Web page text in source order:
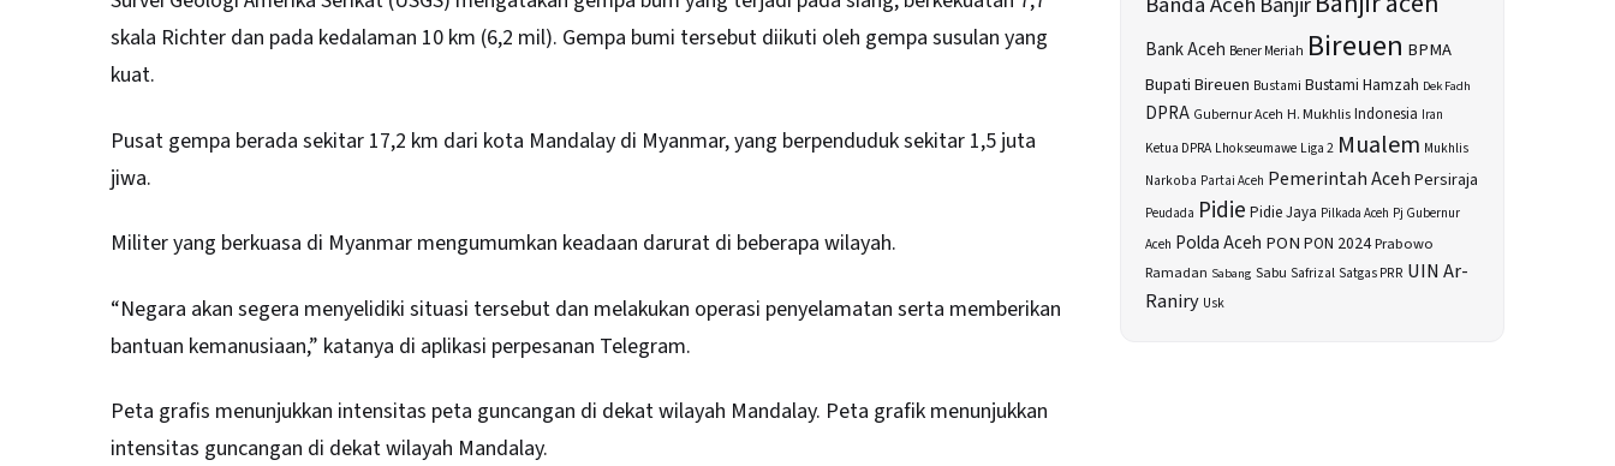
skala Richter dan pada kedalaman 10 km (6,2 mil). Gempa bumi tersebut diikuti oleh gempa susulan yang
kuat.
Pusat gempa berada sekitar 17,2 km dari kota Mandalay di Myanmar, yang berpenduduk sekitar 1,5 juta
jiwa.
Militer yang berkuasa di Myanmar mengumumkan keadaan darurat di beberapa wilayah.
“Negara akan segera menyelidiki situasi tersebut dan melakukan operasi penyelamatan serta memberikan
bantuan kemanusiaan,” katanya di aplikasi perpesanan Telegram.
Peta grafis menunjukkan intensitas peta guncangan di dekat wilayah Mandalay. Peta grafik menunjukkan
intensitas guncangan di dekat wilayah Mandalay.
Bank Aceh Bener Meriah Bireuen BPMA
Bupati Bireuen Bustami Bustami Hamzah Dek Fadh
DPRA Gubernur Aceh H. MukhlisIndonesia Iran
Ketua DPRA Lhokseumawe Liga 2 Mualem Mukhlis
Narkoba Partai Aceh Pemerintah AcehPersiraja
Peudada Pidie Pidie Jaya Pilkada Aceh Pj Gubernur
Aceh Polda Aceh PON PON 2024Prabowo
Ramadan Sabang Sabu Safrizal Satgas PRR UIN Ar-
Raniry Usk